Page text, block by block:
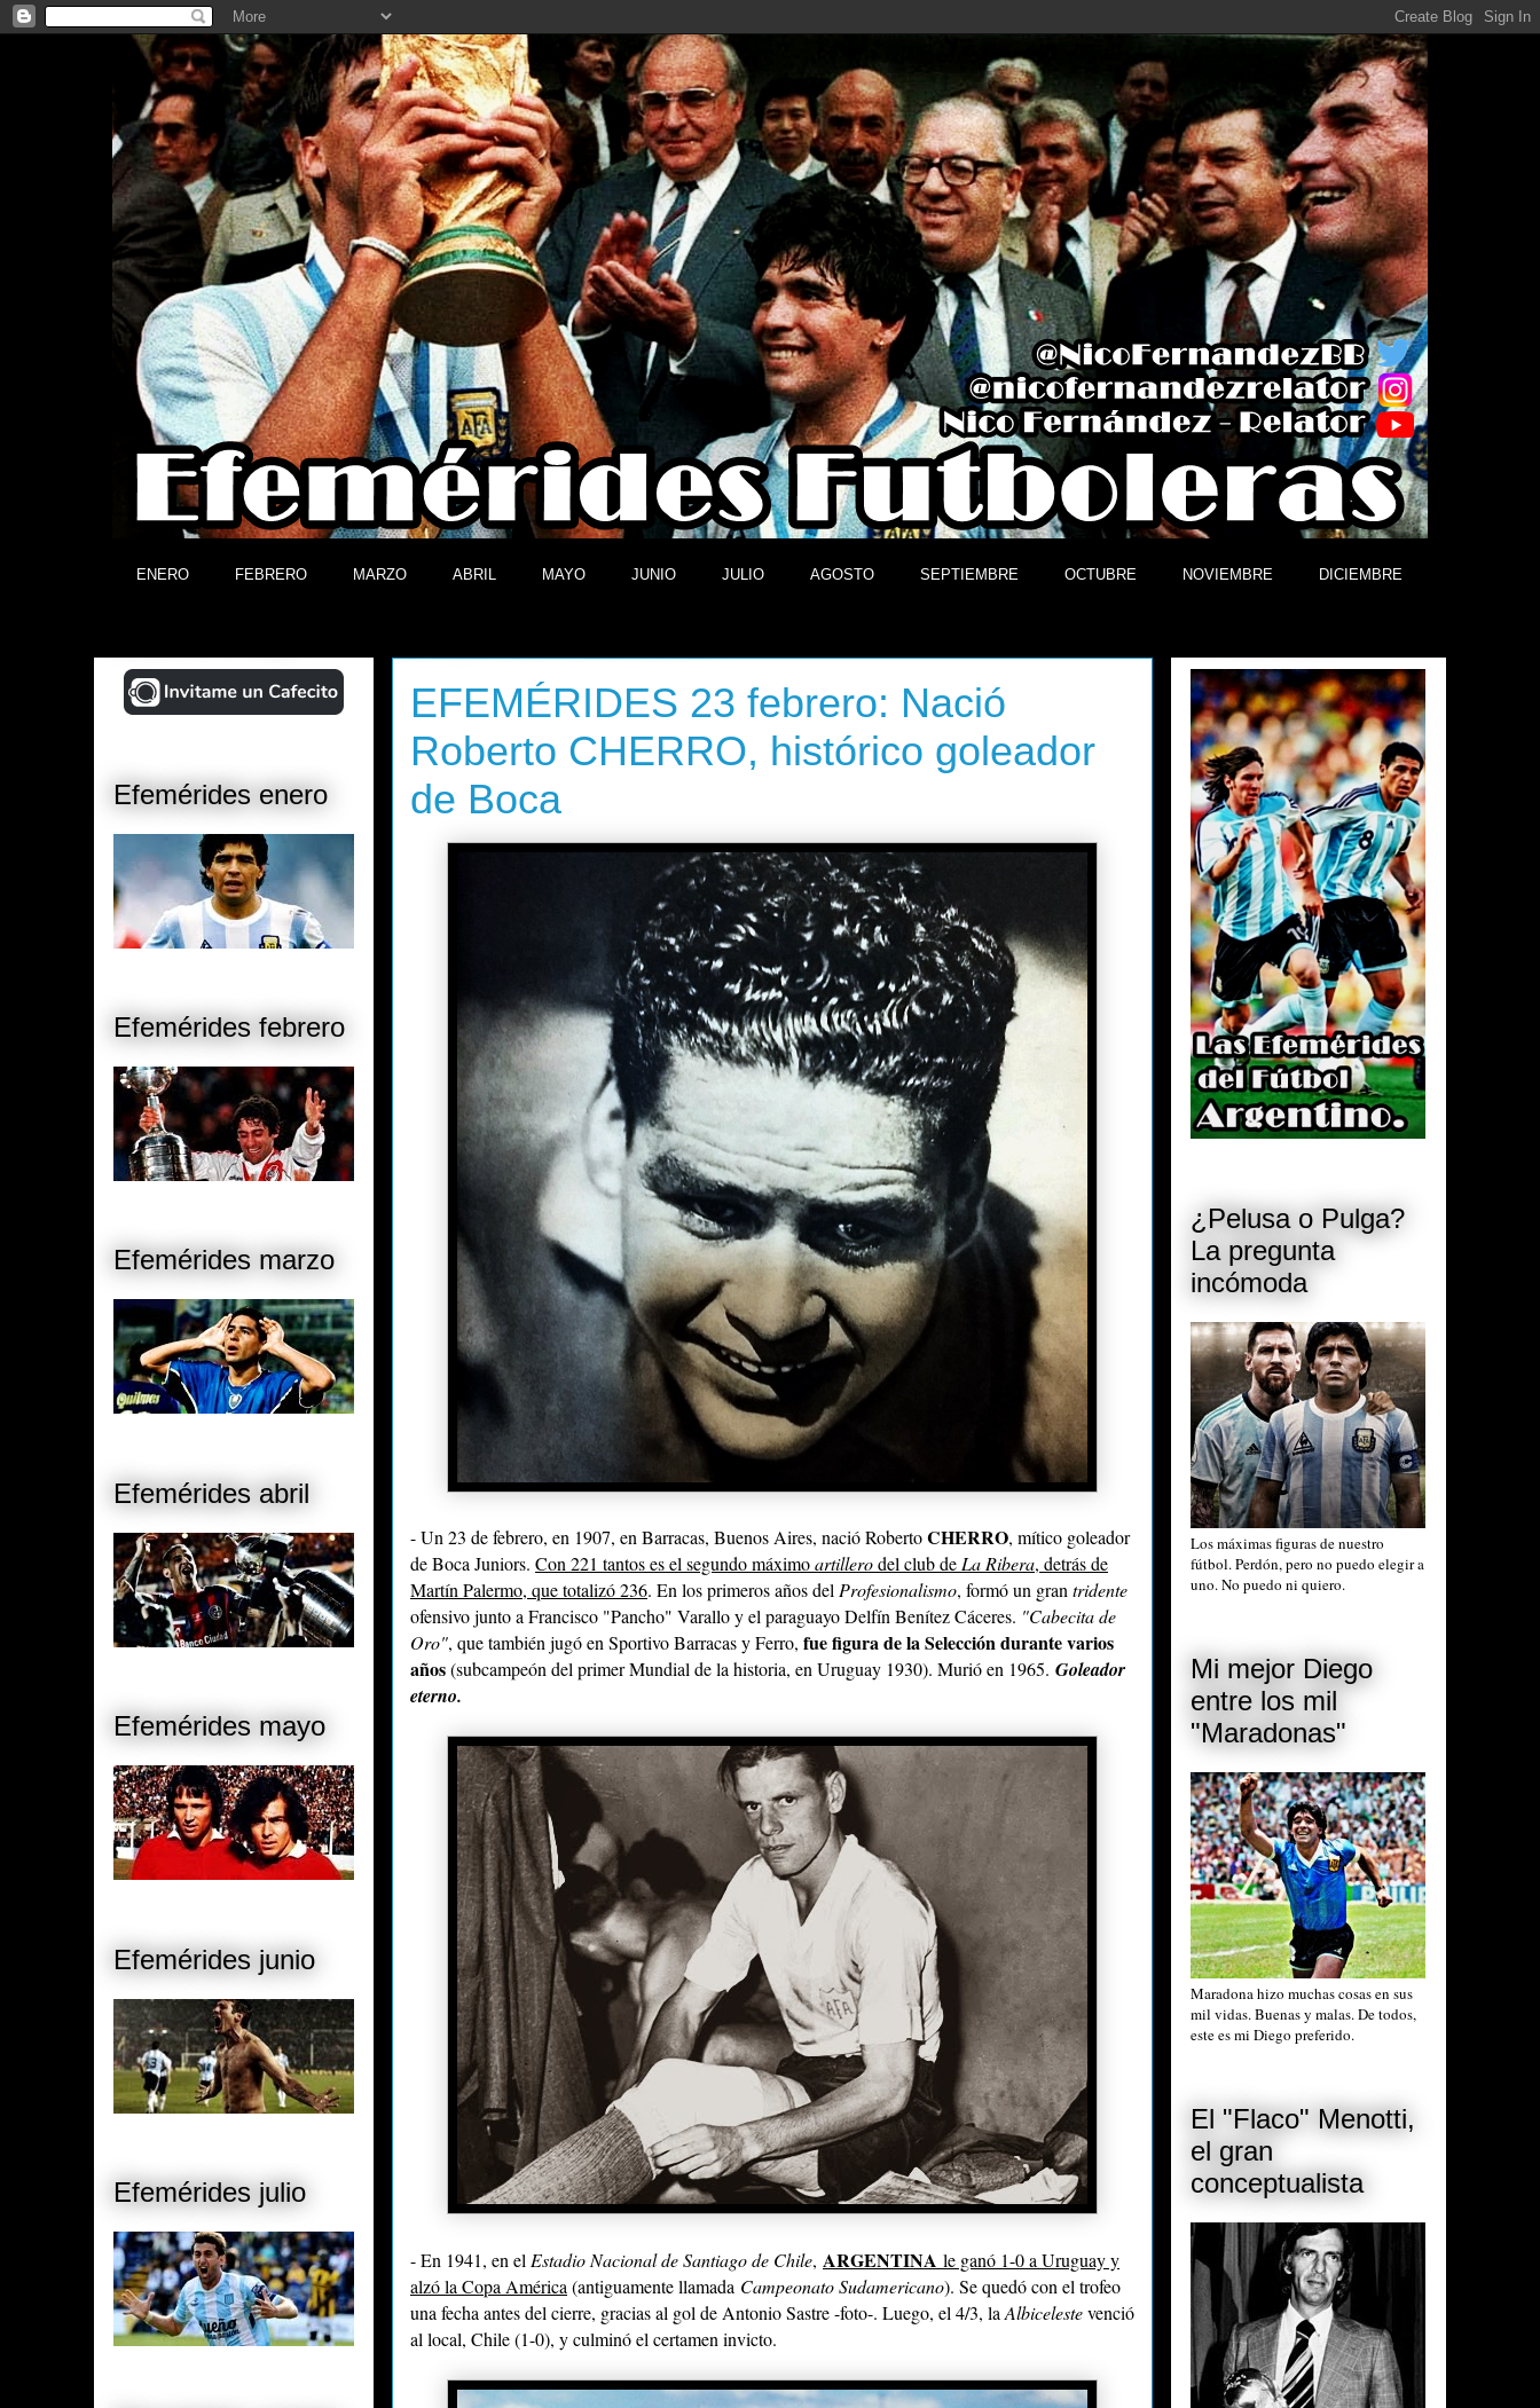
ENERO FEBRERO MARZO ABRIL MAYO JUNIO JULIO AGOSTO SEPTIEMBRE OCTUBRE NOVIEMBRE DICIEMBRE
EFEMÉRIDES 23 febrero: Nació
Roberto CHERRO, histórico goleador
de Boca
- Un 23 de febrero, en 1907, en Barracas, Buenos Aires, nació RobertoCHERRO, mítico goleador
de Boca Juniors. Con 221 tantos es el segundo máximoartillerodel club de La Ribera, detrás de
Martín Palermo, que totalizó 236. En los primeros años del Profesionalismo, formó un gran tridente
ofensivo junto a Francisco "Pancho" Varallo y el paraguayo Delfín Benítez Cáceres. "Cabecita de
Oro", que también jugó en Sportivo Barracas y Ferro, fue figura de la Selección durante varios
años(subcampeón del primer Mundial de la historia, en Uruguay 1930). Murió en 1965. Goleador
eterno.
- En 1941, en el Estadio Nacional de Santiago de Chile, ARGENTINA le ganó 1-0 a Uruguay y
alzó la Copa América (antiguamente llamada Campeonato Sudamericano). Se quedó con el trofeo
una fecha antes del cierre, gracias al gol de Antonio Sastre -foto-. Luego, el 4/3, la Albicelestevenció
al local, Chile (1-0), y culminó el certamen invicto.
Efemérides enero
Efemérides febrero
Efemérides marzo
Efemérides abril
Efemérides mayo
Efemérides junio
Efemérides julio
¿Pelusa o Pulga?
La pregunta
incómoda
Los máximas figuras de nuestro
fútbol. Perdón, pero no puedo elegir a
uno. No puedo ni quiero.
Mi mejor Diego
entre los mil
"Maradonas"
Maradona hizo muchas cosas en sus
mil vidas. Buenas y malas. De todos,
este es mi Diego preferido.
El "Flaco" Menotti,
el gran
conceptualista